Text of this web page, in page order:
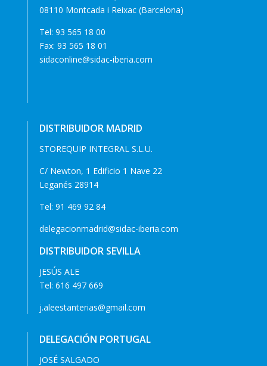
08110 Montcada i Reixac (Barcelona)
Tel: 93 565 18 00
Fax: 93 565 18 01
sidaconline@sidac-iberia.com
DISTRIBUIDOR MADRID
STOREQUIP INTEGRAL S.L.U.
C/ Newton, 1 Edificio 1 Nave 22
Leganés 28914
Tel: 91 469 92 84
delegacionmadrid@sidac-iberia.com
DISTRIBUIDOR SEVILLA
JESÚS ALE
Tel: 616 497 669
j.aleestanterias@gmail.com
DELEGACIÓN PORTUGAL
JOSÉ SALGADO